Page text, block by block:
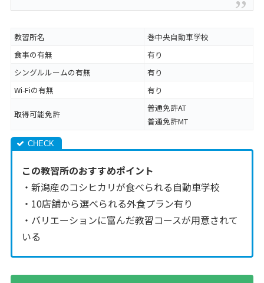
教習所名
巻中央自動車学校
食事の有無
有り
シングルルームの有無
有り
Wi-Fiの有無
有り
取得可能免許
普通免許AT
普通免許MT
この教習所のおすすめポイント
・新潟産のコシヒカリが食べられる自動車学校
・10店舗から選べられる外食プラン有り
・バリエーションに富んだ教習コースが用意されて
いる